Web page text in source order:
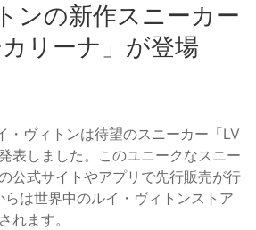
ンの新作スニーカー
カリーナ」が登場
ヴィトンは待望のスニーカー「LV
表しました。このユニークなスニー
公式サイトやアプリで先行販売が行
らは世界中のルイ・ヴィトンストア
れます。